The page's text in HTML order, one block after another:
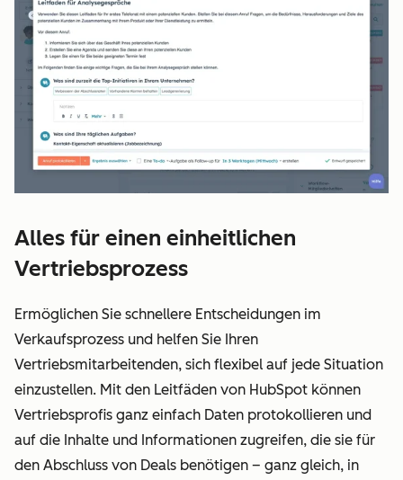
Alles für einen einheitlichen
Vertriebsprozess
Ermöglichen Sie schnellere Entscheidungen im
Verkaufsprozess und helfen Sie Ihren
Vertriebsmitarbeitenden, sich flexibel auf jede Situation
einzustellen. Mit den Leitfäden von HubSpot können
Vertriebsprofis ganz einfach Daten protokollieren und
auf die Inhalte und Informationen zugreifen, die sie für
den Abschluss von Deals benötigen – ganz gleich, in